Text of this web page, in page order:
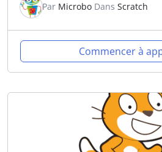
Par Microbo Dans Scratch
Commencer à